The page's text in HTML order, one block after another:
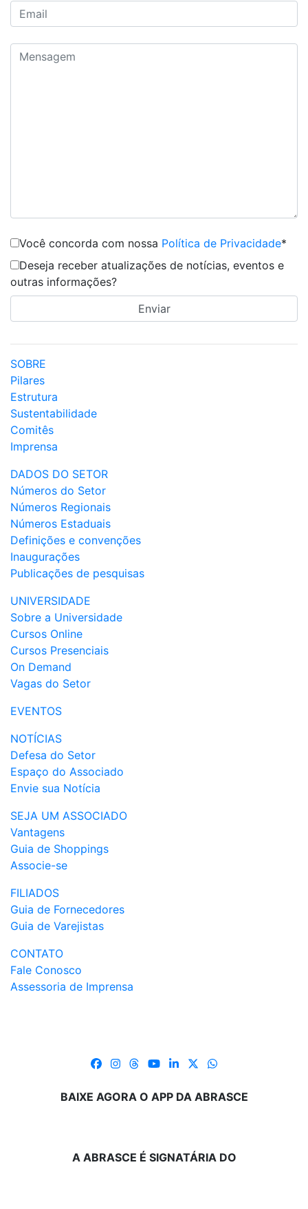
Você concorda com nossa Política de Privacidade*
Deseja receber atualizações de notícias, eventos e
outras informações?
SOBRE
Pilares
Estrutura
Sustentabilidade
Comitês
Imprensa
DADOS DO SETOR
Números do Setor
Números Regionais
Números Estaduais
Definições e convenções
Inaugurações
Publicações de pesquisas
UNIVERSIDADE
Sobre a Universidade
Cursos Online
Cursos Presenciais
On Demand
Vagas do Setor
EVENTOS
NOTÍCIAS
Defesa do Setor
Espaço do Associado
Envie sua Notícia
SEJA UM ASSOCIADO
Vantagens
Guia de Shoppings
Associe-se
FILIADOS
Guia de Fornecedores
Guia de Varejistas
CONTATO
Fale Conosco
Assessoria de Imprensa
BAIXE AGORA O APP DA ABRASCE
A ABRASCE É SIGNATÁRIA DO